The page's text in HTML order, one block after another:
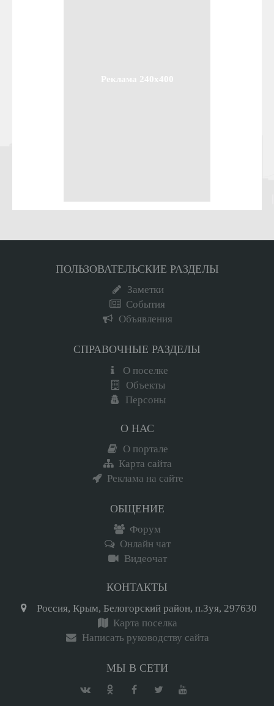
Реклама 240x400
ПОЛЬЗОВАТЕЛЬСКИЕ РАЗДЕЛЫ
Заметки
События
Объявления
СПРАВОЧНЫЕ РАЗДЕЛЫ
О поселке
Объекты
Персоны
О НАС
О портале
Карта сайта
Реклама на сайте
ОБЩЕНИЕ
Форум
Онлайн чат
Видеочат
КОНТАКТЫ
Россия, Крым, Белогорский район, п.Зуя, 297630
Карта поселка
Написать руководству сайта
МЫ В СЕТИ